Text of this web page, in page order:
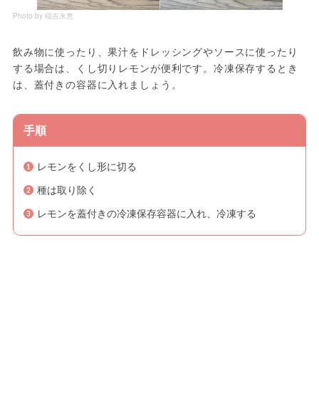
Photo by 稲吉永恵
飲み物に使ったり、果汁をドレッシングやソースに使ったり
する場合は、くし切りレモンが便利です。冷凍保存するとき
は、蓋付きの容器に入れましょう。
手順
レモンをくし形に切る
種は取り除く
レモンを蓋付きの冷凍保存容器に入れ、冷凍する